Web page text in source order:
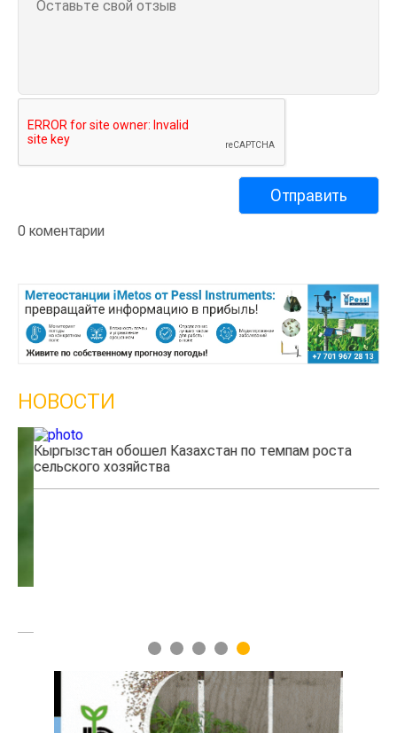
0 коментарии
НОВОСТИ
Кыргызстан обошел Казахстан по темпам роста
сельского хозяйства
1 2 3 4 5